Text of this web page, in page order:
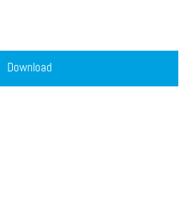
Download